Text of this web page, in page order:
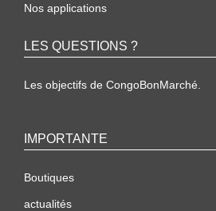
Nos applications
LES QUESTIONS ?
Les objectifs de CongoBonMarché.
IMPORTANTE
Boutiques
actualités